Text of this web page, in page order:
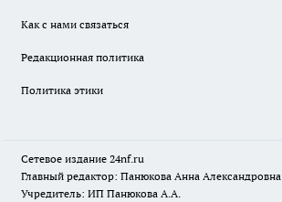
Как с нами связаться
Редакционная политика
Политика этики
Сетевое издание 24nf.ru
Главный редактор: Панюкова Анна Александровна
Учредитель: ИП Панюкова А.А.